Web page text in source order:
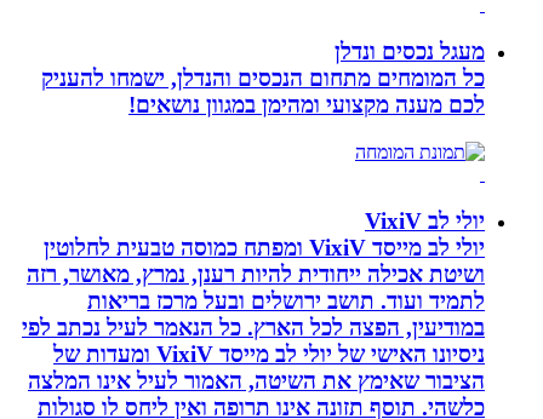
מעגל נכסים ונדלן
כל המומחים מתחום הנכסים והנדלן, ישמחו להעניק
לכם מענה מקצועי ומהימן במגוון נושאים!
יולי לב VixiV
יולי לב מייסד VixiV ומפתח כמוסה טבעית לחלוטין
ושיטת אכילה ייחודית להיות רענן, נמרץ, מאושר, רזה
לתמיד ועוד. תושב ירושלים ובעל מרכז בריאות
במודיעין, הפצה לכל הארץ. כל הנאמר לעיל נכתב לפי
ניסיונו האישי של יולי לב מייסד VixiV ומעדות של
הציבור שאימץ את השיטה, האמור לעיל אינו המלצה
כלשהי. תוסף תזונה אינו תרופה ואין ליחס לו סגולות